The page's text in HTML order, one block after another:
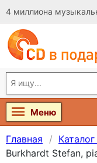
4 миллиона
Меню
Главная
Burkhardt Stefan,